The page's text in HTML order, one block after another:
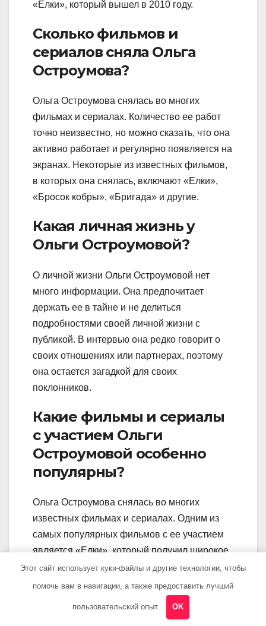
«Елки», который вышел в 2010 году.
Сколько фильмов и
сериалов сняла Ольга
Остроумова?
Ольга Остроумова снялась во многих
фильмах и сериалах. Количество ее работ
точно неизвестно, но можно сказать, что она
активно работает и регулярно появляется на
экранах. Некоторые из известных фильмов,
в которых она снялась, включают «Елки»,
«Бросок кобры», «Бригада» и другие.
Какая личная жизнь у
Ольги Остроумовой?
О личной жизни Ольги Остроумовой нет
много информации. Она предпочитает
держать ее в тайне и не делиться
подробностями своей личной жизни с
публикой. В интервью она редко говорит о
своих отношениях или партнерах, поэтому
она остается загадкой для своих
поклонников.
Какие фильмы и сериалы
с участием Ольги
Остроумовой особенно
популярны?
Ольга Остроумова снялась во многих
известных фильмах и сериалах. Одним из
самых популярных фильмов с ее участием
является «Елки», который получил широкое
признание и был успешным в прокате. Ее
другие известные работы включают «Бросок
кобры», «Бригада» и другие. Она также
Этот сайт использует куки-файлы и другие технологии, чтобы
помочь вам в навигации, а также предоставить лучший
пользовательский опыт. OK